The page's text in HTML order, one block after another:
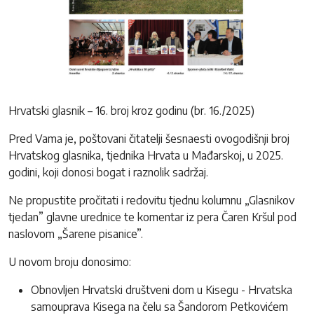
Hrvatski glasnik – 16. broj kroz godinu (br. 16./2025)
Pred Vama je, poštovani čitatelji šesnaesti ovogodišnji broj
Hrvatskog glasnika, tjednika Hrvata u Mađarskoj, u 2025.
godini, koji donosi bogat i raznolik sadržaj.
Ne propustite pročitati i redovitu tjednu kolumnu „Glasnikov
tjedan” glavne urednice te komentar iz pera Čaren Kršul pod
naslovom „Šarene pisanice”.
U novom broju donosimo:
Obnovljen Hrvatski društveni dom u Kisegu - Hrvatska
samouprava Kisega na čelu sa Šandorom Petkovićem